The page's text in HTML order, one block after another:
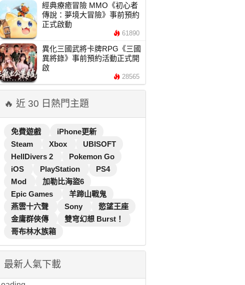
經典療癒冒險 MMO《初心者
傳說：夢境大冒險》事前預約
正式啟動
61890
異化三國武將卡牌RPG《三國
異將錄》事前預約活動正式開
啟
28565
🔥 近 30 日熱門主題
免費遊戲
iPhone更新
Steam
Xbox
UBISOFT
HellDivers 2
Pokemon Go
iOS
PlayStation
PS4
Mod
加勒比海盜6
Epic Games
羊蹄山戰鬼
燕雲十六聲
Sony
慾望王座
金庸群俠傳
雙穹幻想 Burst！
哥布林水族箱
最新人氣下載